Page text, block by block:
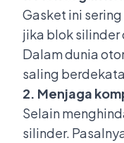
Gasket ini
jika blok silinder
Dalam dunia
saling
2. Menjaga
Selain
silinder.